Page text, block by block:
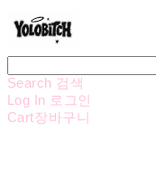
Search 검색
Log In 로그인
Cart장바구니